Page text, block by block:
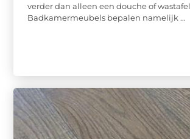
verder dan alleen een douche of
Badkamermeubels bepalen namelijk ...